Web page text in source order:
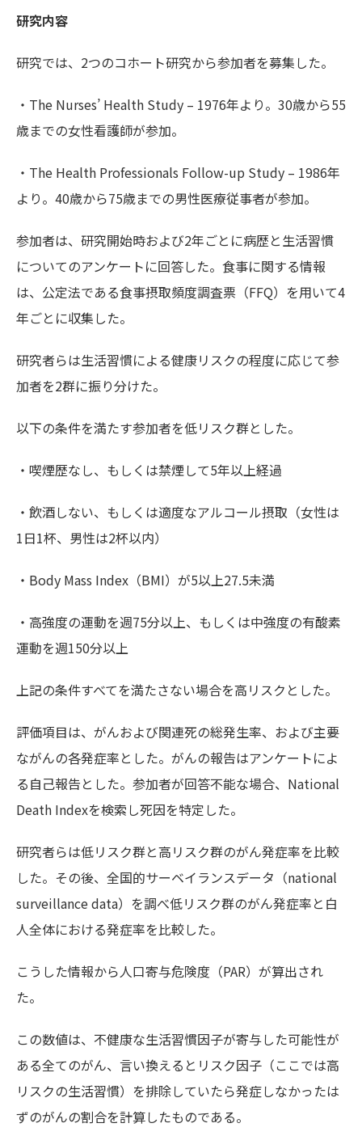
研究内容
研究では、2つのコホート研究から参加者を募集した。
・The Nurses’ Health Study – 1976年より。30歳から55
歳までの女性看護師が参加。
・The Health Professionals Follow-up Study – 1986年
より。40歳から75歳までの男性医療従事者が参加。
参加者は、研究開始時および2年ごとに病歴と生活習慣
についてのアンケートに回答した。食事に関する情報
は、公定法である食事摂取頻度調査票（FFQ）を用いて4
年ごとに収集した。
研究者らは生活習慣による健康リスクの程度に応じて参
加者を2群に振り分けた。
以下の条件を満たす参加者を低リスク群とした。
・喫煙歴なし、もしくは禁煙して5年以上経過
・飲酒しない、もしくは適度なアルコール摂取（女性は
1日1杯、男性は2杯以内）
・Body Mass Index（BMI）が5以上27.5未満
・高強度の運動を週75分以上、もしくは中強度の有酸素
運動を週150分以上
上記の条件すべてを満たさない場合を高リスクとした。
評価項目は、がんおよび関連死の総発生率、および主要
ながんの各発症率とした。がんの報告はアンケートによ
る自己報告とした。参加者が回答不能な場合、National
Death Indexを検索し死因を特定した。
研究者らは低リスク群と高リスク群のがん発症率を比較
した。その後、全国的サーベイランスデータ（national
surveillance data）を調べ低リスク群のがん発症率と白
人全体における発症率を比較した。
こうした情報から人口寄与危険度（PAR）が算出され
た。
この数値は、不健康な生活習慣因子が寄与した可能性が
ある全てのがん、言い換えるとリスク因子（ここでは高
リスクの生活習慣）を排除していたら発症しなかったは
ずのがんの割合を計算したものである。